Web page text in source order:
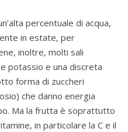
percentuale di acqua,
in estate, per
inoltre, molti sali
potassio e una discreta
forma di zuccheri
che danno energia
Ma la frutta è soprattutto
in particolare la C e il